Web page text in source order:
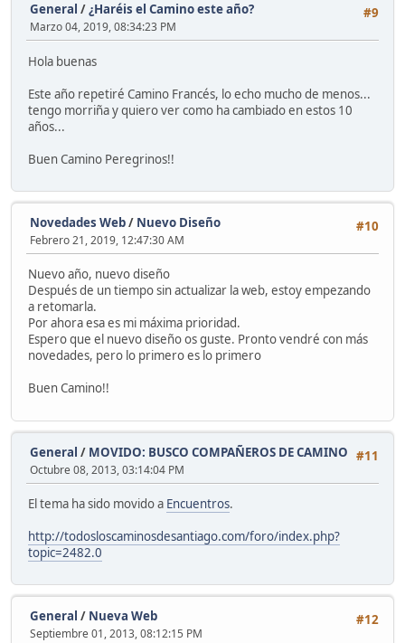
#9
General /¿Haréis el Camino este año?
Marzo 04, 2019, 08:34:23 PM
Hola buenas
Este año repetiré Camino Francés, lo echo mucho de menos...
tengo morriña y quiero ver como ha cambiado en estos 10
años...
Buen Camino Peregrinos!!
#10
Novedades Web/ Nuevo Diseño
Febrero 21, 2019, 12:47:30 AM
Nuevo año, nuevo diseño
Después de un tiempo sin actualizar la web, estoy empezando
a retomarla.
Por ahora esa es mi máxima prioridad.
Espero que el nuevo diseño os guste. Pronto vendré con más
novedades, pero lo primero es lo primero
Buen Camino!!
#11
General / MOVIDO: BUSCO COMPAÑEROS DE CAMINO
Octubre 08, 2013, 03:14:04 PM
El tema ha sido movido a Encuentros.
http://todosloscaminosdesantiago.com/foro/index.php?
topic=2482.0
#12
General / Nueva Web
Septiembre 01, 2013, 08:12:15 PM